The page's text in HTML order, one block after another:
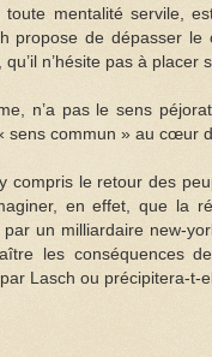
mentalité servile,
propose de dépasser
n’hésite pas à placer
n’a pas le sens
sens commun » au cœur
compris le retour des
en effet, que la
un milliardaire new-
les conséquences
Lasch ou précipitera-t-